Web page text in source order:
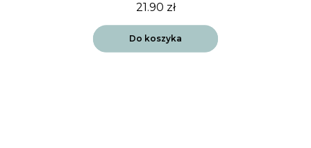
21.90 zł
Do koszyka